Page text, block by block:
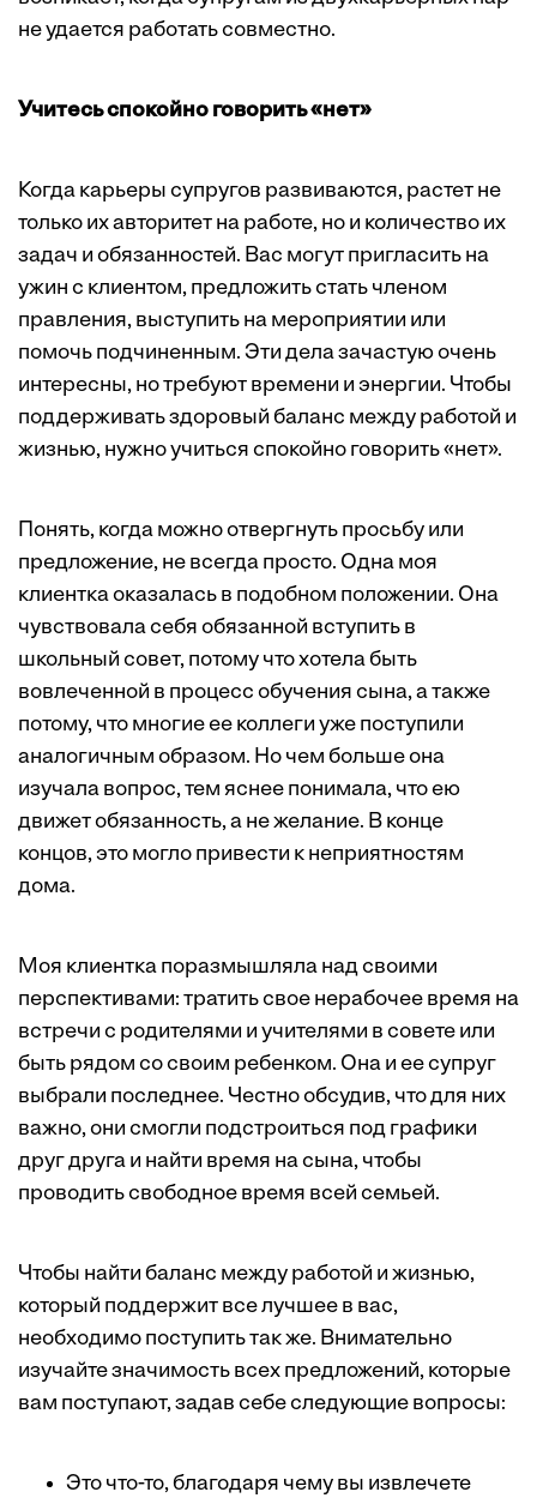
не удается работать совместно.
Учитесь спокойно говорить «нет»
Когда карьеры супругов развиваются, растет не
только их авторитет на работе, но и количество их
задач и обязанностей. Вас могут пригласить на
ужин с клиентом, предложить стать членом
правления, выступить на мероприятии или
помочь подчиненным. Эти дела зачастую очень
интересны, но требуют времени и энергии. Чтобы
поддерживать здоровый баланс между работой и
жизнью, нужно учиться спокойно говорить «нет».
Понять, когда можно отвергнуть просьбу или
предложение, не всегда просто. Одна моя
клиентка оказалась в подобном положении. Она
чувствовала себя обязанной вступить в
школьный совет, потому что хотела быть
вовлеченной в процесс обучения сына, а также
потому, что многие ее коллеги уже поступили
аналогичным образом. Но чем больше она
изучала вопрос, тем яснее понимала, что ею
движет обязанность, а не желание. В конце
концов, это могло привести к неприятностям
дома.
Моя клиентка поразмышляла над своими
перспективами: тратить свое нерабочее время на
встречи с родителями и учителями в совете или
быть рядом со своим ребенком. Она и ее супруг
выбрали последнее. Честно обсудив, что для них
важно, они смогли подстроиться под графики
друг друга и найти время на сына, чтобы
проводить свободное время всей семьей.
Чтобы найти баланс между работой и жизнью,
который поддержит все лучшее в вас,
необходимо поступить так же. Внимательно
изучайте значимость всех предложений, которые
вам поступают, задав себе следующие вопросы:
Это что-то, благодаря чему вы извлечете